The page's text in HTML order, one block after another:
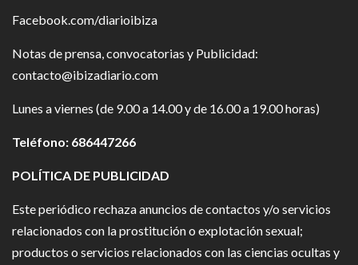
Facebook.com/diarioibiza
Notas de prensa, convocatorias y Publicidad:
contacto@ibizadiario.com
Lunes a viernes (de 9.00 a 14.00 y de 16.00 a 19.00 horas)
Teléfono: 686447266
POLÍTICA DE PUBLICIDAD
Este periódico rechaza anuncios de contactos y/o servicios
relacionados con la prostitución o explotación sexual;
productos o servicios relacionados con las ciencias ocultas y